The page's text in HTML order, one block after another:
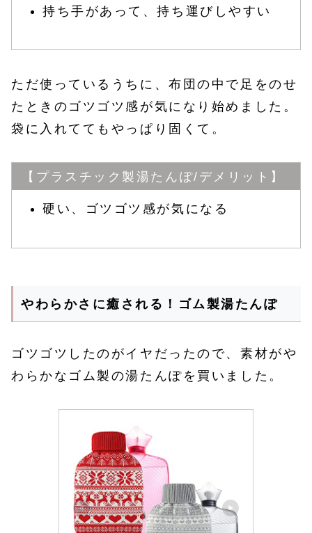
持ち手があって、持ち運びしやすい
ただ使っているうちに、布団の中で足をのせ
たときのゴツゴツ感が気になり始めました。
袋に入れててもやっぱり固くて。
【プラスチック製湯たんぽ/デメリット】
硬い、ゴツゴツ感が気になる
やわらかさに癒される！ゴム製湯たんぽ
ゴツゴツしたのがイヤだったので、素材がや
わらかなゴム製の湯たんぽを買いました。